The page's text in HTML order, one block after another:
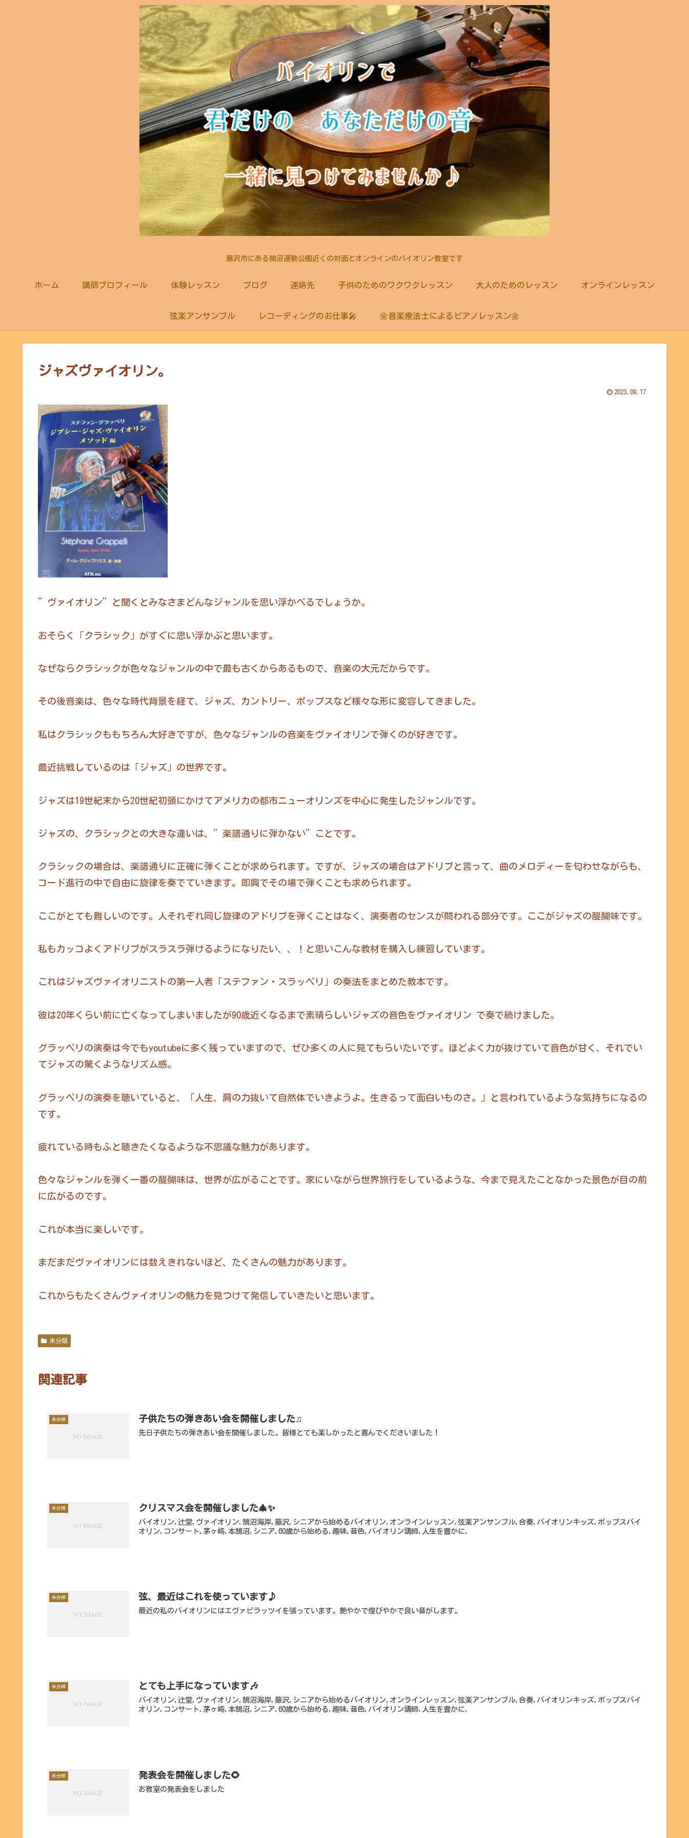
藤沢市にある鵠沼運動公園近くの対面とオンラインのバイオリン教室です
ホーム 講師プロフィール 体験レッスン ブログ 連絡先 子供のためのワクワクレッスン 大人のためのレッスン オンラインレッスン
弦楽アンサンブル レコーディングのお仕事🎤 🌼音楽療法士によるピアノレッスン🌼
ジャズヴァイオリン。
2023.09.17
”ヴァイオリン”と聞くとみなさまどんなジャンルを思い浮かべるでしょうか。
おそらく「クラシック」がすぐに思い浮かぶと思います。
なぜならクラシックが色々なジャンルの中で最も古くからあるもので、音楽の大元だからです。
その後音楽は、色々な時代背景を経て、ジャズ、カントリー、ポップスなど様々な形に変容してきました。
私はクラシックももちろん大好きですが、色々なジャンルの音楽をヴァイオリンで弾くのが好きです。
最近挑戦しているのは「ジャズ」の世界です。
ジャズは19世紀末から20世紀初頭にかけてアメリカの都市ニューオリンズを中心に発生したジャンルです。
ジャズの、クラシックとの大きな違いは、”楽譜通りに弾かない”ことです。
クラシックの場合は、楽譜通りに正確に弾くことが求められます。ですが、ジャズの場合はアドリブと言って、曲のメロディーを匂わせながらも、
コード進行の中で自由に旋律を奏でていきます。即興でその場で弾くことも求められます。
ここがとても難しいのです。人それぞれ同じ旋律のアドリブを弾くことはなく、演奏者のセンスが問われる部分です。ここがジャズの醍醐味です。
私もカッコよくアドリブがスラスラ弾けるようになりたい、、！と思いこんな教材を購入し練習しています。
これはジャズヴァイオリニストの第一人者「ステファン・スラッペリ」の奏法をまとめた教本です。
彼は20年くらい前に亡くなってしまいましたが90歳近くなるまで素晴らしいジャズの音色をヴァイオリン で奏で続けました。
グラッペリの演奏は今でもyoutubeに多く残っていますので、ぜひ多くの人に見てもらいたいです。ほどよく力が抜けていて音色が甘く、それでい
てジャズの驚くようなリズム感。
グラッペリの演奏を聴いていると、「人生、肩の力抜いて自然体でいきようよ。生きるって面白いものさ。」と言われているような気持ちになるの
です。
疲れている時もふと聴きたくなるような不思議な魅力があります。
色々なジャンルを弾く一番の醍醐味は、世界が広がることです。家にいながら世界旅行をしているような、今まで見えたことなかった景色が目の前
に広がるのです。
これが本当に楽しいです。
まだまだヴァイオリンには数えきれないほど、たくさんの魅力があります。
これからもたくさんヴァイオリンの魅力を見つけて発信していきたいと思います。
未分類
関連記事
未分類 子供たちの弾きあい会を開催しました♫
先日子供たちの弾きあい会を開催しました。皆様とても楽しかったと喜んでくださいました！
未分類 クリスマス会を開催しました🎄✨
バイオリン,辻堂,ヴァイオリン,鵠沼海岸,藤沢,シニアから始めるバイオリン,オンラインレッスン,弦楽アンサンブル,合奏,バイオリンキッズ,ポップスバイ
オリン,コンサート,茅ヶ崎,本鵠沼,シニア,60歳から始める,趣味,音色,バイオリン講師,人生を豊かに,
未分類 弦、最近はこれを使っています♪
最近の私のバイオリンにはエヴァピラッツイを張っています。艶やかで煌びやかで良い音がします。
未分類 とても上手になっています🎶
バイオリン,辻堂,ヴァイオリン,鵠沼海岸,藤沢,シニアから始めるバイオリン,オンラインレッスン,弦楽アンサンブル,合奏,バイオリンキッズ,ポップスバイ
オリン,コンサート,茅ヶ崎,本鵠沼,シニア,60歳から始める,趣味,音色,バイオリン講師,人生を豊かに,
未分類 発表会を開催しました🌻
お教室の発表会をしました